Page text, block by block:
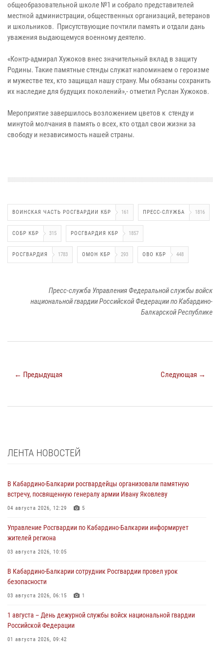
общеобразовательной школе №1 и собрало представителей
местной администрации, общественных организаций, ветеранов
и школьников. Присутствующие почтили память и отдали дань
уважения выдающемуся военному деятелю.
«Контр-адмирал Хужоков внес значительный вклад в защиту
Родины. Такие памятные стенды служат напоминаем о героизме
и мужестве тех, кто защищал нашу страну. Мы обязаны сохранить
их наследие для будущих поколений»,- отметил Руслан Хужоков.
Мероприятие завершилось возложением цветов к стенду и
минутой молчания в память о всех, кто отдал свои жизни за
свободу и независимость нашей страны.
ВОИНСКАЯ ЧАСТЬ РОСГВАРДИИ КБР 161 ПРЕСС-СЛУЖБА 1816
СОБР КБР 315 РОСГВАРДИЯ КБР 1857
РОСГВАРДИЯ 1783 ОМОН КБР 293 ОВО КБР 448
Пресс-служба Управления Федеральной службы войск
национальной гвардии Российской Федерации по Кабардино-
Балкарской Республике
← Предыдущая Следующая →
ЛЕНТА НОВОСТЕЙ
В Кабардино-Балкарии росгвардейцы организовали памятную
встречу, посвященную генералу армии Ивану Яковлеву
04 августа 2026, 12:29 5
Управление Росгвардии по Кабардино-Балкарии информирует
жителей региона
03 августа 2026, 10:05
В Кабардино‑Балкарии сотрудник Росгвардии провел урок
безопасности
03 августа 2026, 06:15 1
1 августа – День дежурной службы войск национальной гвардии
Российской Федерации
01 августа 2026, 09:42